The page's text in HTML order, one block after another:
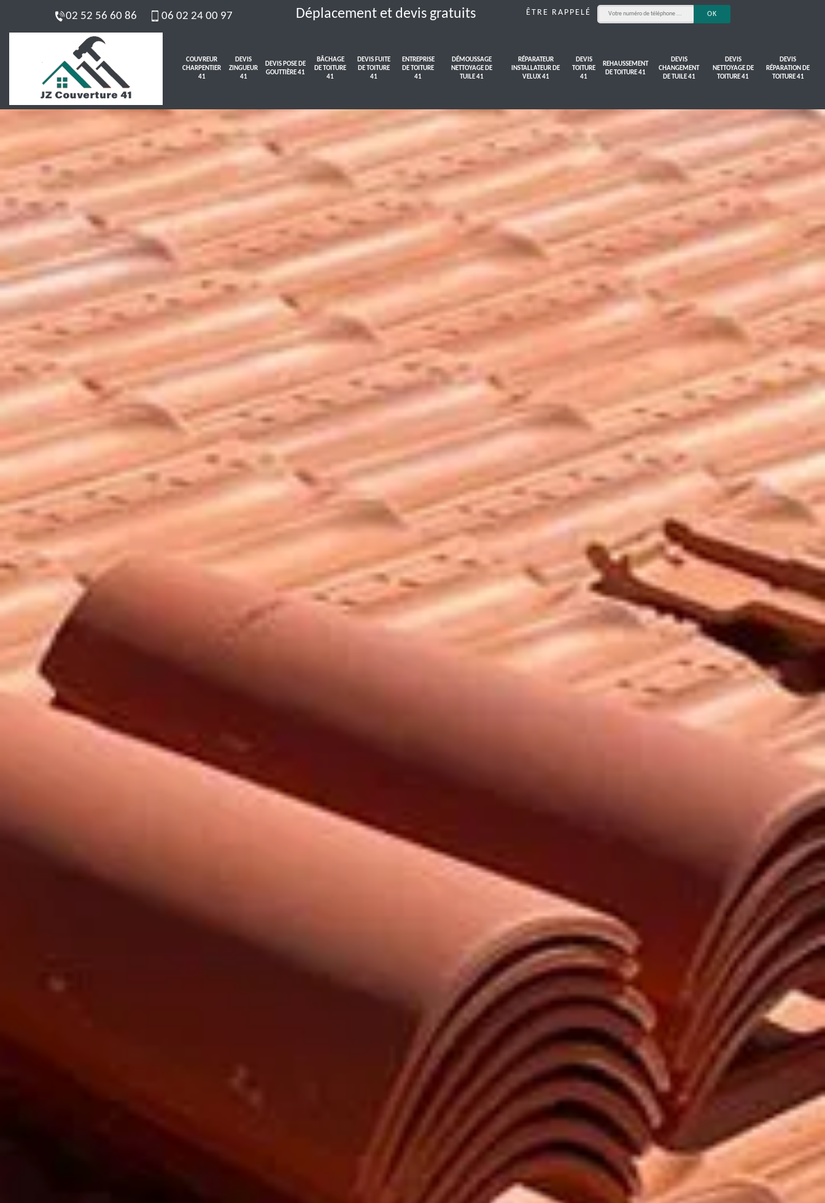
02 52 56 60 86 06 02 24 00 97 Déplacement et devis gratuits ÊTRE RAPPELÉ
COUVREUR
CHARPENTIER
41
DEVIS
ZINGUEUR
41
DEVIS POSE DE
GOUTTIÈRE 41
BÂCHAGE
DE TOITURE
41
DEVIS FUITE
DE TOITURE
41
ENTREPRISE
DE TOITURE
41
DÉMOUSSAGE
NETTOYAGE DE
TUILE 41
RÉPARATEUR
INSTALLATEUR DE
VELUX 41
DEVIS
TOITURE
41
REHAUSSEMENT
DE TOITURE 41
DEVIS
CHANGEMENT
DE TUILE 41
DEVIS
NETTOYAGE DE
TOITURE 41
DEVIS
RÉPARATION DE
TOITURE 41